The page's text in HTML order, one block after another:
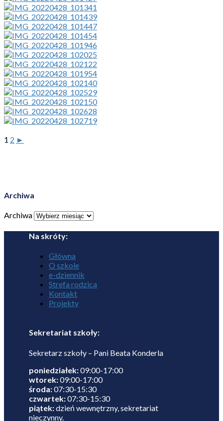
1 2 ►
Archiwa
Archiwa
Na skróty:
Główna
O szkole
e-dziennik
Strefa rodzica
Kontakt
Projekty
Sekretariat szkoły:
Sekretarz szkoły – Pani Beata Konderla
poniedziałek:09:00-17:00
wtorek:09:00-17:00
środa:07:30-15:30
czwartek:07:30-15:30
piątek:dzień wewnętrzny, sekretariat
nieczynny.